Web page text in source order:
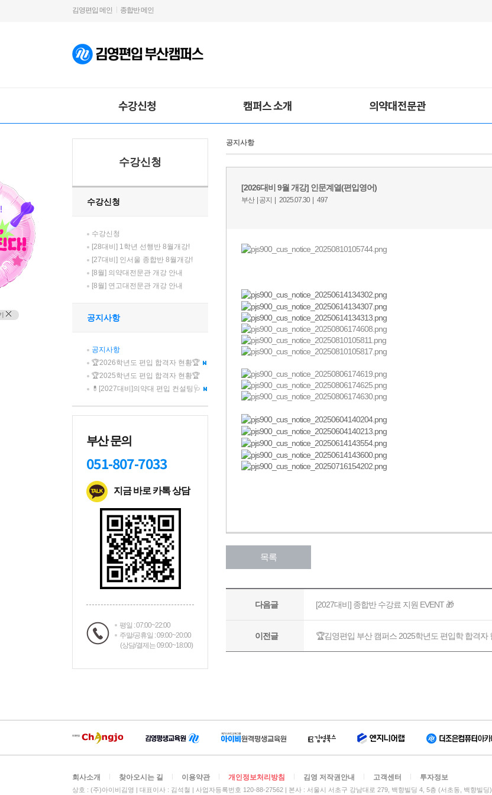
김영편입 메인 종합반 메인
수강신청 캠퍼스 소개 의약대전문관
수강신청
수강신청
수강신청
[28대비] 1학년 선행반 8월개강!
[27대비] 인서울 종합반 8월개강!
[8월] 의약대전문관 개강 안내
[8월] 연고대전문관 개강 안내
공지사항
공지사항
🏆2026학년도 편입 합격자 현황🏆
🏆2025학년도 편입 합격자 현황🏆
💊[2027대비]의약대 편입 컨설팅🩺
부산 문의
051-807-7033
지금 바로 카톡 상담
평일 : 07:00~22:00
주말/공휴일 : 09:00~20:00
(상담/결제는 09:00~18:00)
공지사항
회사소개 찾아오시는 길 이용약관 개인정보처리방침 김영 저작권안내 고객센터 투자정보
상호 : (주)아이비김영 대표이사 : 김석철 사업자등록번호 120-88-27562 본사 : 서울시 서초구 강남대로 279, 백향빌딩 4, 5층 (서초동, 백향빌딩)